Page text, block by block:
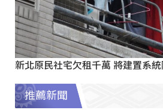
新北原民社宅欠租千萬 將建置系
推薦新聞